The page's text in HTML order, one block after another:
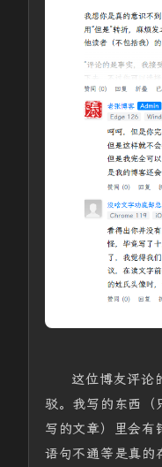
这位博友评论
驳。我写的东西（
写的文章）里会有
语句不通等是真的